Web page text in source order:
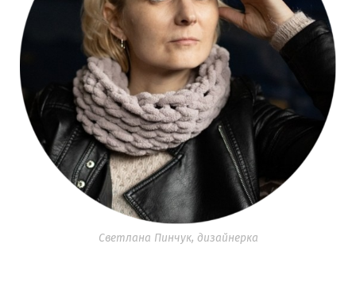
Светлана Пинчук, дизайнерка